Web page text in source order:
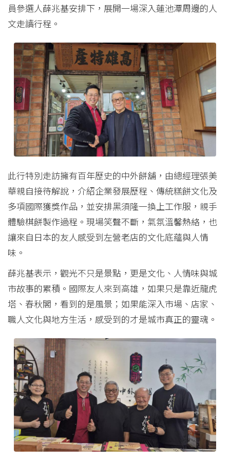
購
物
員參選人薛兆基安排下，展開一場深入蓮池潭周邊的人
文走讀行程。
此行特別走訪擁有百年歷史的中外餅舖，由總經理張美
華親自接待解說，介紹企業發展歷程、傳統糕餅文化及
多項國際獲獎作品，並安排黑須隆一換上工作服，親手
體驗棋餅製作過程。現場笑聲不斷，氣氛溫馨熱絡，也
讓來自日本的友人感受到左營老店的文化底蘊與人情
味。
薛兆基表示，觀光不只是景點，更是文化、人情味與城
市故事的累積。國際友人來到高雄，如果只是靠近龍虎
塔、春秋閣，看到的是風景；如果能深入市場、店家、
職人文化與地方生活，感受到的才是城市真正的靈魂。